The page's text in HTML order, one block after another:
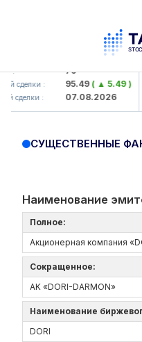
: 79
сделки : 95.49( ▲ 5.49 )
сделки : 07.08.2026
СУЩЕСТВЕННЫЕ
Наименование
Полное:
Акционерная компания
Сокращенное:
AK «DORI-DARMON»
Наименование
DORI